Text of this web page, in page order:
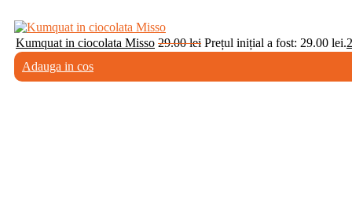
Kumquat in ciocolata Misso 29.00lei Prețul inițial a fost: 29.00 lei.
Adauga in cos